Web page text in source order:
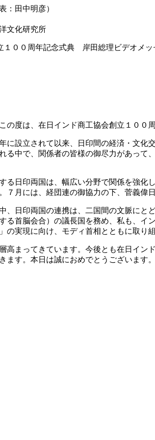
：田中明彦）
文化研究所
００周年記念式典 岸田総理ビデオメッ
度は、在日インド商工協会創立１００
設立されて以来、日印間の経済・文化
る中で、関係者の皆様の御尽力があっ
日印両国は、幅広い分野で関係を強化
７月には、経団連の御協力の下、菅義偉
日印両国の連携は、二国間の文脈にと
る首脳会合）の議長国を務め、私も、
の実現に向け、モディ首相とともに取り組
まってきています。今後とも在日イン
ます。本日は誠におめでとうございます。